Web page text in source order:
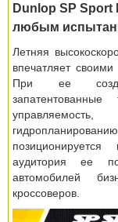
Dunlop SP Sport
любым
Летняя
впечатляет
При ее
аудитория ее
автомобилей
кроссоверов.